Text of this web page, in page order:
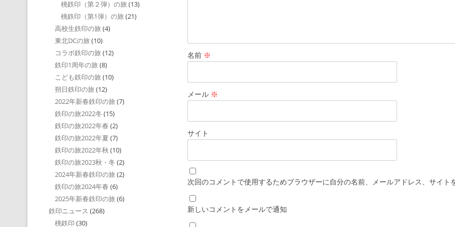
名前 ※
メール ※
サイト
次回のコメントで使用するためブラウザーに自分の名前、メールアドレス、サイト
新しいコメントをメールで通知
桃鉄印（第２弾）の旅 (13)
桃鉄印（第1弾）の旅 (21)
高校生鉄印の旅 (4)
東北DCの旅 (10)
コラボ鉄印の旅 (12)
鉄印1周年の旅 (8)
こども鉄印の旅 (10)
朔日鉄印の旅 (12)
2022年新春鉄印の旅 (7)
鉄印の旅2022冬 (15)
鉄印の旅2022年春 (2)
鉄印の旅2022年夏 (7)
鉄印の旅2022年秋 (10)
鉄印の旅2023秋・冬 (2)
2024年新春鉄印の旅 (2)
鉄印の旅2024年春 (6)
2025年新春鉄印の旅 (6)
鉄印ニュース (268)
桃鉄印 (30)